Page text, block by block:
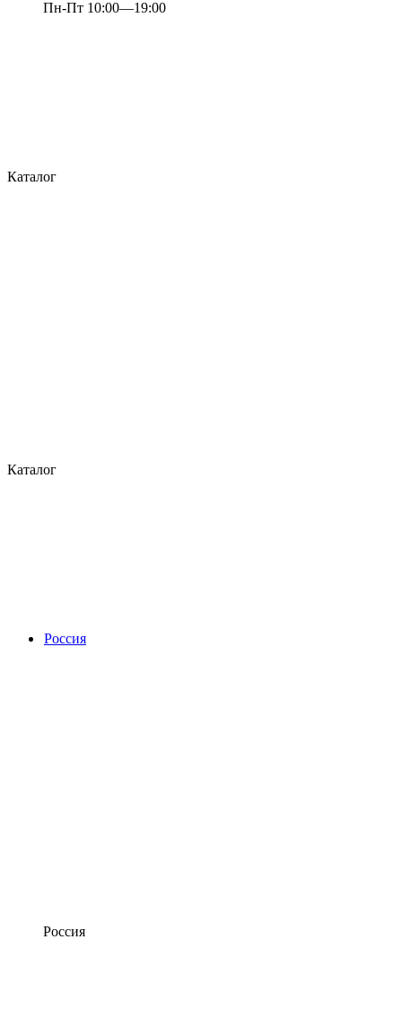
Пн-Пт 10:00—19:00
Каталог
Каталог
Россия
Россия